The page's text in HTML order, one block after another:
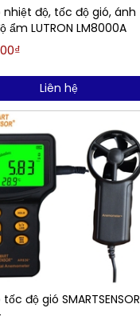
nhiệt độ, tốc độ gió, ánh
ẩm LUTRON LM8000A
Liên hệ
độ gió SMARTSENSOR